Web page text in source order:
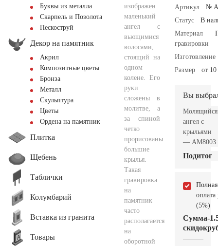
Буквы из металла
Скарпель и Позолота
Пескоструй
Декор на памятник
Акрил
Композитные цветы
Бронза
Металл
Скульптура
Цветы
Ордена на памятник
Плитка
Щебень
Таблички
Колумбарий
Вставка из гранита
Товары
изображен
маленький
ангел с
вьющимися
волосами,
стоящий на
одном
колене. Его
руки
сложены в
молитве, а
за спиной
четко
прорисованы
большие
крылья.
Такая
гравировка
на
памятник
часто
располагается
на
оборотной
Артикул
№
Статус
В
Материал
гравировки
Изготовление
Размер
от
Вы
Молящийся
ангел с
крыльями
— AM8003
Подитог
Полная
оплата
(5%)
Сумма
скидок
-